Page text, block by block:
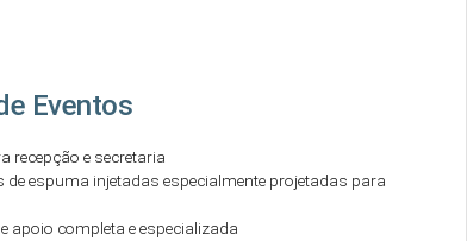
Eventos
recepção e secretaria
de espuma injetadas especialmente projetadas para
apoio completa e especializada